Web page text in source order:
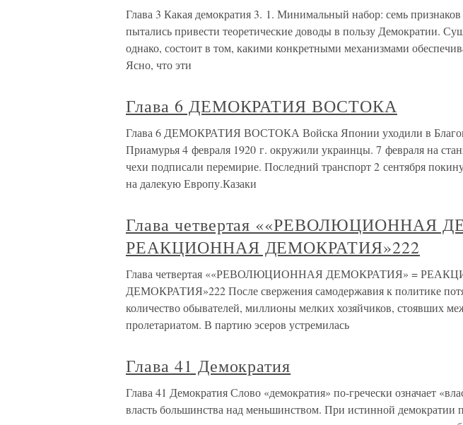
Глава 3 Какая демократия 3. 1. Минимальный набор: семь
пытались привести теоретические доводы в пользу Демократии.
однако, состоит в том, какими конкретными механизмами
Ясно, что эти
Глава 6 ДЕМОКРАТИЯ ВОСТОКА
Глава 6 ДЕМОКРАТИЯ ВОСТОКА Войска Японии уходили в
Приамурья 4 февраля 1920 г. окружили украинцы. 7 февраля на
чехи подписали перемирие. Последний транспорт 2 сентября
на далекую Европу.Казаки
Глава четвертая ««РЕВОЛЮЦИОННАЯ
РЕАКЦИОННАЯ ДЕМОКРАТИЯ»222
Глава четвертая ««РЕВОЛЮЦИОННАЯ ДЕМОКРАТИЯ» =
ДЕМОКРАТИЯ»222 После свержения самодержавия к политике
количество обывателей, миллионы мелких хозяйчиков, стоявших
пролетариатом. В партию эсеров устремилась
Глава 41 Демократия
Глава 41 Демократия Слово «демократия» по-гречески означает
власть большинства над меньшинством. При истинной демократии